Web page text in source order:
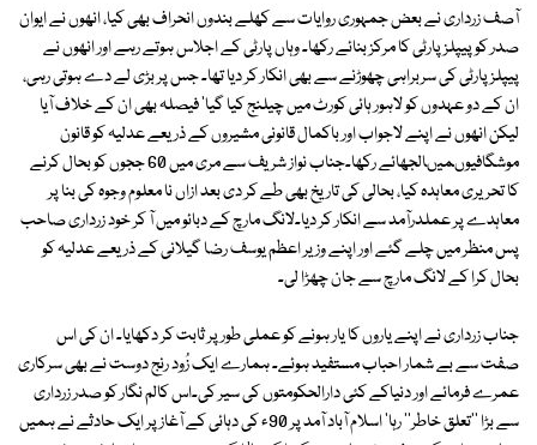
آصف زرداری نے بعض جمہوری روایات سے کھلے بندوں انحراف بھی کیا، انھوں نے ایوان
صدر کو پیپلز پارٹی کا مرکز بنائے رکھا۔ وہاں پارٹی کے اجلاس ہوتے رہے اور انھوں نے
پیپلز پارٹی کی سربراہی چھوڑنے سے بھی انکار کر دیا تھا۔ جس پر بڑی لے دے ہوتی رہی،
ان کے دو عہدوں کو لاہور ہائی کورٹ میں چیلنج کیا گیا' فیصلہ بھی ان کے خلاف آیا
لیکن انھوں نے اپنے لاجواب اور باکمال قانونی مشیروں کے ذریعے عدلیہ کو قانون
موشگافیوںمیںالجھائے رکھا۔جناب نواز شریف سے مری میں 60 ججوں کو بحال کرنے
کا تحریری معاہدہ کیا، بحالی کی تاریخ بھی طے کر دی بعد ازاں نا معلوم وجوہ کی بنا پر
معاہدے پر عملدرآمد سے انکار کر دیا۔لانگ مارچ کے دبائو میں آ کر خود زرداری صاحب
پس منظر میں چلے گئے اور اپنے وزیر اعظم یوسف رضا گیلانی کے ذریعے عدلیہ کو
بحال کرا کے لانگ مارچ سے جان چھڑا لی۔
جناب زرداری نے اپنے یاروں کا یار ہونے کو عملی طور پر ثابت کر دکھایا۔ ان کی اس
صفت سے بے شمار احباب مستفید ہوئے۔ ہمارے ایک زُود رنج دوست نے بھی سرکاری
عمرے فرمائے اور دنیاکے کئی دارالحکومتوں کی سیر کی۔اس کالم نگار کو صدر زرداری
سے بڑا ''تعلق خاطر'' رہا' اسلام آباد آمد پر 90ء کی دہائی کے آغاز پر ایک حادثے نے ہمیں